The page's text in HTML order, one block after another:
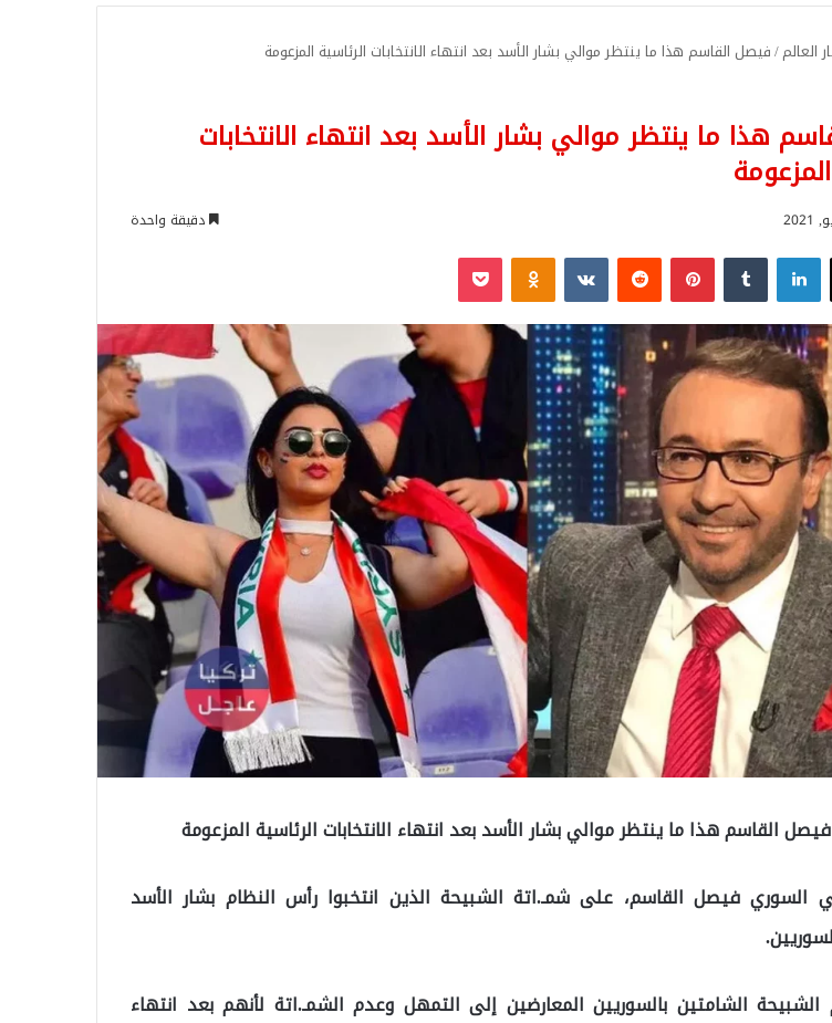
العالم/فيصل القاسم هذا ما ينتظر موالي بشار الأسد بعد انتهاء الانتخابات الرئاسية المزعومة
هذا ما ينتظر موالي بشار الأسد بعد انتهاء الانتخابات
دقيقة واحدة
‫X لينكدإن بينتيريست Odnoklassniki
‫Pocket
القاسم هذا ما ينتظر موالي بشار الأسد بعد انتهاء الانتخابات الرئاسية المزعومة
السوري فيصل القاسم، على شمـ.اتة الشبيحة الذين انتخبوا رأس النظام بشار الأسد
الشبيحة الشامتين بالسوريين المعارضين إلى التمهل وعدم الشمـ.اتة لأنهم بعد انتهاء